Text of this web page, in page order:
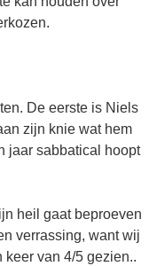
De eerste is Niels
zijn knie wat hem
jaar sabbatical hoopt
heil gaat beproeven
verrassing, want wij
keer van 4/5 gezien..